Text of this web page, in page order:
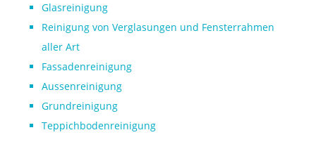
Glasreinigung
Reinigung von Verglasungen und Fensterrahmen
aller Art
Fassadenreinigung
Aussenreinigung
Grundreinigung
Teppichbodenreinigung